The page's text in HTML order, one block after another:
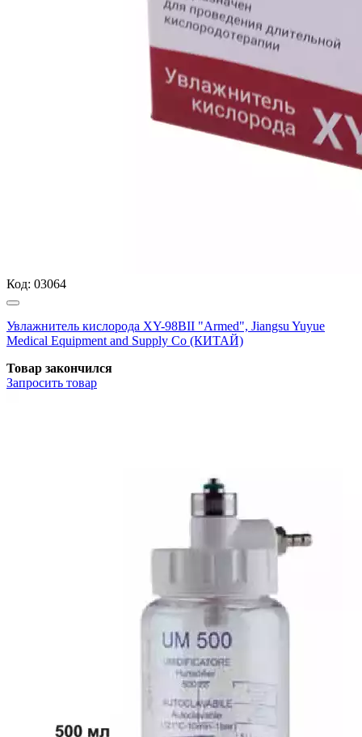
Код: 03064
Увлажнитель кислорода XY-98BII "Armed", Jiangsu Yuyue
Medical Equipment and Supply Co (КИТАЙ)
Товар закончился
Запросить товар